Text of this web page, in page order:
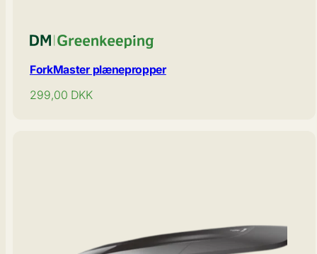
ForkMaster plænepropper
Normal
299,00 DKK